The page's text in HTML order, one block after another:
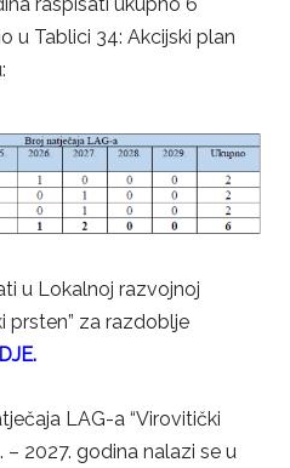
u Tablici 34: Akcijski plan
u Lokalnoj razvojnoj
prsten” za razdoblje
.
LAG-a “Virovitički
2027. godina nalazi se u